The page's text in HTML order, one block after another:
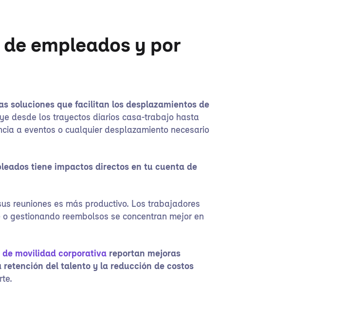
empleados y por
soluciones que facilitan los desplazamientos de
desde los trayectos diarios casa-trabajo hasta
a eventos o cualquier desplazamiento necesario
tiene impactos directos en tu cuenta de
reuniones es más productivo. Los trabajadores
gestionando reembolsos se concentran mejor en
de movilidad corporativa reportan mejoras
del talento y la reducción de costos